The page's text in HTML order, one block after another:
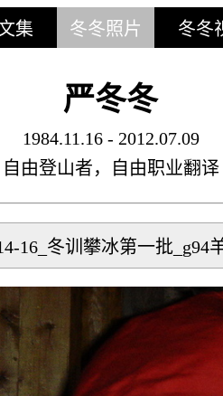
集 冬冬照片 冬冬
严冬冬
1984.11.16 - 2012.07.09
自由登山者，自由职业翻译
16_冬训攀冰第一批_g94